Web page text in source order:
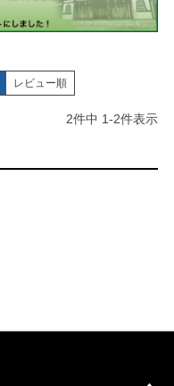
レビュー順
2件中 1-2件表示